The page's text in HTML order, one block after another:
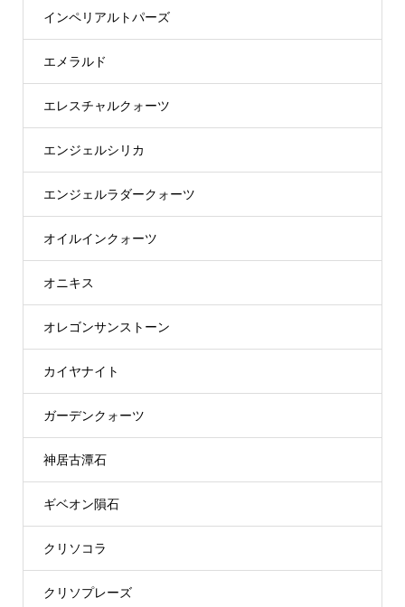
インペリアルトパーズ
エメラルド
エレスチャルクォーツ
エンジェルシリカ
エンジェルラダークォーツ
オイルインクォーツ
オニキス
オレゴンサンストーン
カイヤナイト
ガーデンクォーツ
神居古潭石
ギベオン隕石
クリソコラ
クリソプレーズ